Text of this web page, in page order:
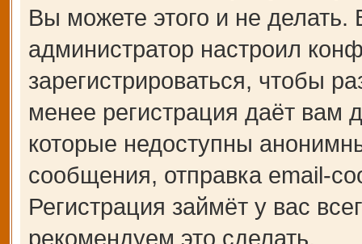
Вы можете этого и не делать.
администратор настроил
зарегистрироваться, чтобы
менее регистрация даёт вам
которые недоступны
сообщения, отправка email-
Регистрация займёт у вас
рекомендуем это сделать.